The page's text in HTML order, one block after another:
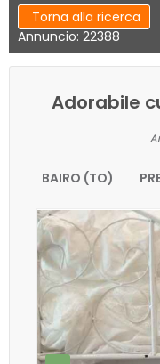
Torna alla ricerca
Annuncio: 22388
Adorabile
BAIRO (TO)